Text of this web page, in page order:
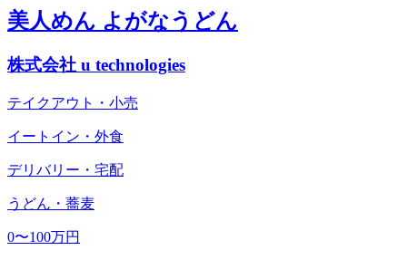
美人めん よがなうどん
株式会社 u technologies
テイクアウト・小売
イートイン・外食
デリバリー・宅配
うどん・蕎麦
0〜100万円